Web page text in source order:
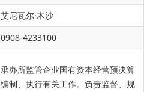
艾尼瓦尔·木沙
0908-4233100
承办所监管企业国有资本经营预决算
编制、执行有关工作。 负责监督、规